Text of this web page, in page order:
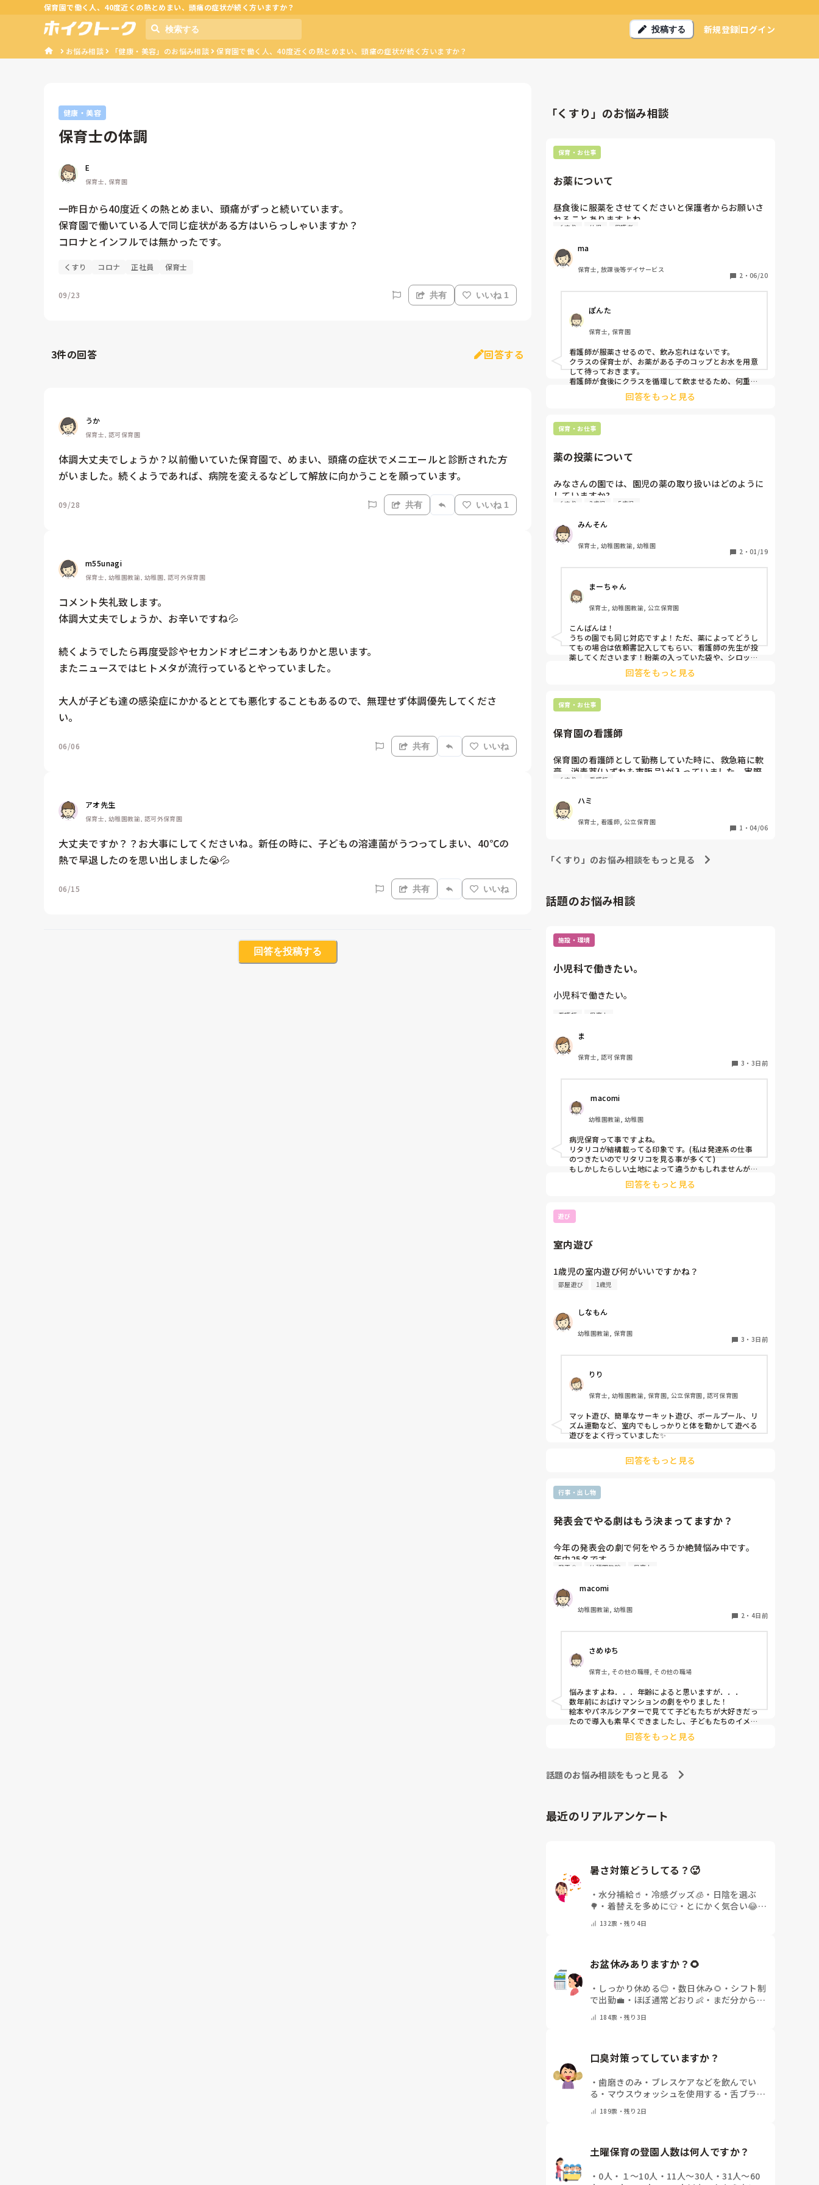
保育園で働く人、40度近くの熱とめまい、頭痛の症状が続く方いますか？
投稿する 新規登録ログイン
お悩み相談 「健康・美容」のお悩み相談 保育園で働く人、40度近くの熱とめまい、頭痛の症状が続く方いますか？
健康・美容
保育士の体調
E
保育士, 保育園
一昨日から40度近くの熱とめまい、頭痛がずっと続いています。
保育園で働いている人で同じ症状がある方はいらっしゃいますか？
コロナとインフルでは無かったです。
くすり コロナ 正社員 保育士
09/23 共有 いいね 1
3件の回答 回答する
うか
保育士, 認可保育園
体調大丈夫でしょうか？以前働いていた保育園で、めまい、頭痛の症状でメニエールと診断された方
がいました。続くようであれば、病院を変えるなどして解放に向かうことを願っています。
09/28 共有 いいね 1
m55unagi
保育士, 幼稚園教諭, 幼稚園, 認可外保育園
コメント失礼致します。
体調大丈夫でしょうか、お辛いですね💦
続くようでしたら再度受診やセカンドオピニオンもありかと思います。
またニュースではヒトメタが流行っているとやっていました。
大人が子ども達の感染症にかかるととても悪化することもあるので、無理せず体調優先してくださ
い。
06/06 共有 いいね
アオ先生
保育士, 幼稚園教諭, 認可外保育園
大丈夫ですか？？お大事にしてくださいね。新任の時に、子どもの溶連菌がうつってしまい、40℃の
熱で早退したのを思い出しました😭💦
06/15 共有 いいね
回答を投稿する
「くすり」のお悩み相談
保育・お仕事
お薬について
昼食後に服薬をさせてくださいと保護者からお願いさ
れることありますよね。
その薬の管理ってどうしてますか？どの職員でも飲ま
いい工夫はありますか？
くすり 幼児 保護者
ma
保育士, 放課後等デイサービス
2 ・ 06/20
ぽんた
保育士, 保育園
看護師が服薬させるので、飲み忘れはないです。
クラスの保育士が、お薬がある子のコップとお水を用意
して待っておきます。
看護師が食後にクラスを循環して飲ませるため、何重の
確認にもなっているので、今のところ飲み忘れると言う
ことはありません。
回答をもっと見る
保育・お仕事
薬の投薬について
みなさんの園では、園児の薬の取り扱いはどのように
していますか?
基本的には朝晩で済むように処方してもらい園には持
園ではしてます。
以前、それを理解してくれない保護者がいて大変でし
くすり 3歳児 5歳児
みんそん
保育士, 幼稚園教諭, 幼稚園
2 ・ 01/19
まーちゃん
保育士, 幼稚園教諭, 公立保育園
こんばんは！
うちの園でも同じ対応ですよ！ただ、薬によってどうし
てもの場合は依頼書記入してもらい、看護師の先生が投
薬してくださいます！粉薬の入っていた袋や、シロップ
の入っていた容器(1回分)なども、飲ませましたよ〜っ
ていう証として返却しています。
回答をもっと見る
保育・お仕事
保育園の看護師
保育園の看護師として勤務していた時に、救急箱に軟
膏、消毒薬(いずれも市販品)が入っていました。実際
に使用しているところを見ましたが、疑問におもいま
があるのでしょうか？
くすり 看護師
ハミ
保育士, 看護師, 公立保育園
1 ・ 04/06
「くすり」のお悩み相談をもっと見る
話題のお悩み相談
施設・環境
小児科で働きたい。
小児科で働きたい。
今は保育園勤務ですが、
本当は小児科で保育士として
働きたいです。
ほぼなく、ホームページなどもチェック
していますが見つかりません😭
もともと、看護師を目指していたのもあって、、
もちろん医療的なことができないのは
わかっていますが💦
何かよい求人サイトなどがあれば
看護師 保育士
ま
保育士, 認可保育園
3 ・ 3日前
macomi
幼稚園教諭, 幼稚園
病児保育って事ですよね。
リタリコが結構載ってる印象です。(私は発達系の仕事
のつきたいのでリタリコを見る事が多くて)
もしかしたらしい土地によって違うかもしれませんが、
検索してみてください！回答をもっと見る
遊び
室内遊び
1歳児の室内遊び何がいいですかね？
部屋遊び 1歳児
しなもん
幼稚園教諭, 保育園
3 ・ 3日前
りり
保育士, 幼稚園教諭, 保育園, 公立保育園, 認可保育園
マット遊び、簡単なサーキット遊び、ボールプール、リ
ズム運動など、室内でもしっかりと体を動かして遊べる
遊びをよく行っていました✨
回答をもっと見る
行事・出し物
発表会でやる劇はもう決まってますか？
今年の発表会の劇で何をやろうか絶賛悩み中です。
年中25名です。
過去に「これは子どもたちも楽しんで大成功だっ
演目があれば、ぜひ教えてほしいです！
発表会 幼稚園教諭 保育士
macomi
幼稚園教諭, 幼稚園
2 ・ 4日前
さめゆち
保育士, その他の職種, その他の職場
悩みますよね．．．年齢によると思いますが．．．
数年前におばけマンションの劇をやりました！
絵本やパネルシアターで見てて子どもたちが大好きだっ
たので導入も素早くできましたし、子どもたちのイメー
ジも膨らみやすく自分たちでセリフをどんどん覚えて練
習も本番も楽しんでました！
回答をもっと見る
話題のお悩み相談をもっと見る
最近のリアルアンケート
暑さ対策どうしてる？🥵
・水分補給🥤 ・ 冷感グッズ🧊 ・ 日陰を選ぶ
🌳 ・ 着替えを多めに👕・ とにかく気合い😂・
132票・残り4日
お盆休みありますか？🌻
・ しっかり休める😊 ・ 数日休み🌻 ・ シフト制
で出勤💼 ・ ほぼ通常どおり👶 ・ まだ分からな
184票・残り3日
口臭対策ってしていますか？
・歯磨きのみ ・ ブレスケアなどを飲んでい
る ・ マウスウォッシュを使用する ・舌ブラシ
気にしたことない
189票・残り2日
土曜保育の登園人数は何人ですか？
・ 0人 ・ １～10人 ・ 11人～30人 ・31人～60